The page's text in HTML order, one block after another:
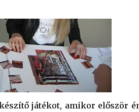
játékot, amikor először